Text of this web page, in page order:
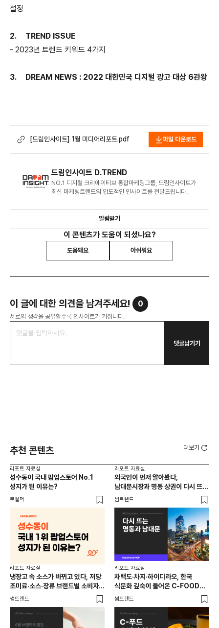
설정
2.
TREND ISSUE
- 2023년 트렌드 키워드 4가지
3. DREAM NEWS : 2022 대한민국 디지털 광고 대상 6관왕
[드림인사이트] 1월 미디어리포트.pdf 파일 다운로드
드림인사이트 D.TREND
NO.1 디지털 크리에이티브 통합마케팅그룹, 드림인사이트가
최신 마케팅트렌드의 압도적인 인사이트를 전달드립니다.
알림받기
이 콘텐츠가 도움이 되셨나요?
도움돼요 아쉬워요
이 글에 대한 의견을 남겨주세요! 0
서로의 생각을 공유할수록 인사이트가 커집니다.
댓글남기기
추천 콘텐츠 더보기
리포트 자료실
성수동이 국내 팝업스토어 No.1
성지가 된 이유는?
로컬덕
리포트 자료실
외국인이 먼저 알아봤다,
남대문시장과 명동 상권이 다시 뜨는
이유는 뭘까
썸트렌드
리포트 자료실
냉장고 속 소스가 바뀌고 있다, 저당
조미료·소스·장류 브랜드별 소비자
반응 분석
썸트렌드
리포트 자료실
차백도·차지·하이디라오, 한국
식문화 깊숙이 들어온 C-FOOD
브랜드
썸트렌드